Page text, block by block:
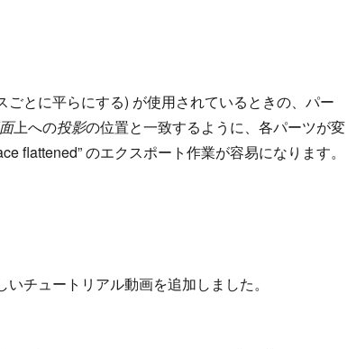
ごとに平らにする) が使用されているときの、パー
上への投影の位置と一致するように、各パーツが変
flattened” のエクスポート作業が容易になります。
チュートリアル動画を追加しました。